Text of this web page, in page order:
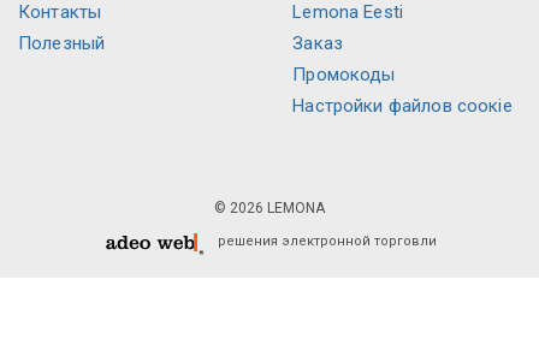
Контакты
Полезный
Lemona Eesti
Заказ
Промокоды
Настройки файлов соокіе
© 2026 LEMONA
решения электронной торговли